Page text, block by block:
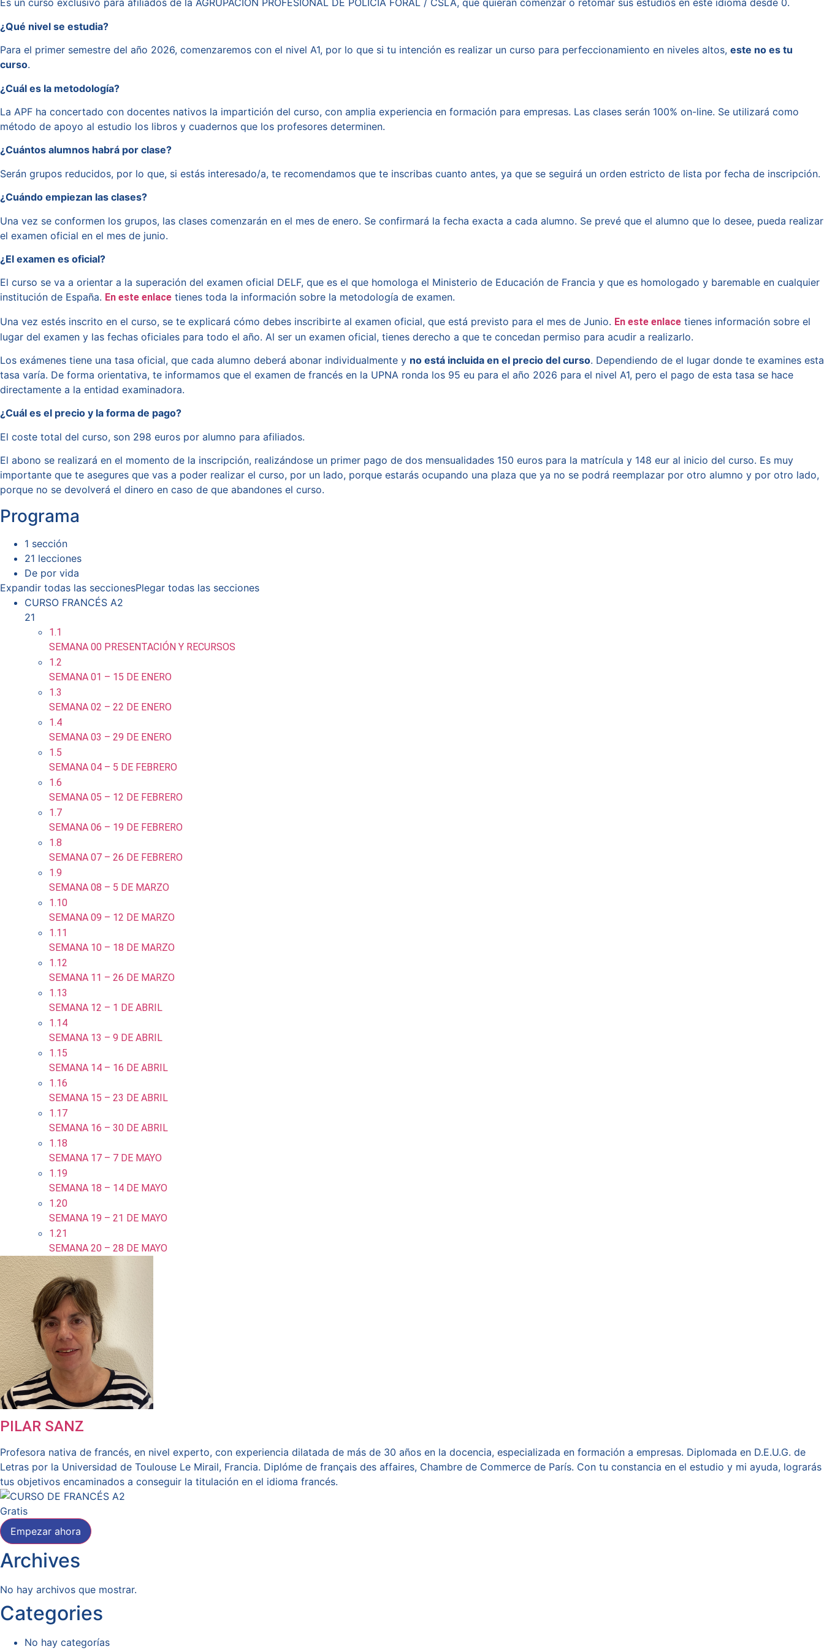
Es un curso exclusivo para afiliados de la AGRUPACIÓN PROFESIONAL DE POLICÍA FORAL / CSLA, que quieran comenzar o retomar sus estudios en este idioma desde 0.
¿Qué nivel se estudia?
Para el primer semestre del año 2026, comenzaremos con el nivel A1, por lo que si tu intención es realizar un curso para perfeccionamiento en niveles altos, este no es tu
curso.
¿Cuál es la metodología?
La APF ha concertado con docentes nativos la impartición del curso, con amplia experiencia en formación para empresas. Las clases serán 100% on-line. Se utilizará como
método de apoyo al estudio los libros y cuadernos que los profesores determinen.
¿Cuántos alumnos habrá por clase?
Serán grupos reducidos, por lo que, si estás interesado/a, te recomendamos que te inscribas cuanto antes, ya que se seguirá un orden estricto de lista por fecha de inscripción.
¿Cuándo empiezan las clases?
Una vez se conformen los grupos, las clases comenzarán en el mes de enero. Se confirmará la fecha exacta a cada alumno. Se prevé que el alumno que lo desee, pueda realizar
el examen oficial en el mes de junio.
¿El examen es oficial?
El curso se va a orientar a la superación del examen oficial DELF, que es el que homologa el Ministerio de Educación de Francia y que es homologado y baremable en cualquier
institución de España. En este enlace tienes toda la información sobre la metodología de examen.
Una vez estés inscrito en el curso, se te explicará cómo debes inscribirte al examen oficial, que está previsto para el mes de Junio. En este enlace tienes información sobre el
lugar del examen y las fechas oficiales para todo el año. Al ser un examen oficial, tienes derecho a que te concedan permiso para acudir a realizarlo.
Los exámenes tiene una tasa oficial, que cada alumno deberá abonar individualmente y no está incluida en el precio del curso. Dependiendo de el lugar donde te examines esta
tasa varía. De forma orientativa, te informamos que el examen de francés en la UPNA ronda los 95 eu para el año 2026 para el nivel A1, pero el pago de esta tasa se hace
directamente a la entidad examinadora.
¿Cuál es el precio y la forma de pago?
El coste total del curso, son 298 euros por alumno para afiliados.
El abono se realizará en el momento de la inscripción, realizándose un primer pago de dos mensualidades 150 euros para la matrícula y 148 eur al inicio del curso. Es muy
importante que te asegures que vas a poder realizar el curso, por un lado, porque estarás ocupando una plaza que ya no se podrá reemplazar por otro alumno y por otro lado,
porque no se devolverá el dinero en caso de que abandones el curso.
Programa
1 sección
21 lecciones
De por vida
Expandir todas las seccionesPlegar todas las secciones
CURSO FRANCÉS A2
21
1.1
SEMANA 00 PRESENTACIÓN Y RECURSOS
1.2
SEMANA 01 – 15 DE ENERO
1.3
SEMANA 02 – 22 DE ENERO
1.4
SEMANA 03 – 29 DE ENERO
1.5
SEMANA 04 – 5 DE FEBRERO
1.6
SEMANA 05 – 12 DE FEBRERO
1.7
SEMANA 06 – 19 DE FEBRERO
1.8
SEMANA 07 – 26 DE FEBRERO
1.9
SEMANA 08 – 5 DE MARZO
1.10
SEMANA 09 – 12 DE MARZO
1.11
SEMANA 10 – 18 DE MARZO
1.12
SEMANA 11 – 26 DE MARZO
1.13
SEMANA 12 – 1 DE ABRIL
1.14
SEMANA 13 – 9 DE ABRIL
1.15
SEMANA 14 – 16 DE ABRIL
1.16
SEMANA 15 – 23 DE ABRIL
1.17
SEMANA 16 – 30 DE ABRIL
1.18
SEMANA 17 – 7 DE MAYO
1.19
SEMANA 18 – 14 DE MAYO
1.20
SEMANA 19 – 21 DE MAYO
1.21
SEMANA 20 – 28 DE MAYO
PILAR SANZ
Profesora nativa de francés, en nivel experto, con experiencia dilatada de más de 30 años en la docencia, especializada en formación a empresas. Diplomada en D.E.U.G. de
Letras por la Universidad de Toulouse Le Mirail, Francia. Diplóme de français des affaires, Chambre de Commerce de París. Con tu constancia en el estudio y mi ayuda, lograrás
tus objetivos encaminados a conseguir la titulación en el idioma francés.
Gratis
Empezar ahora
Archives
No hay archivos que mostrar.
Categories
No hay categorías